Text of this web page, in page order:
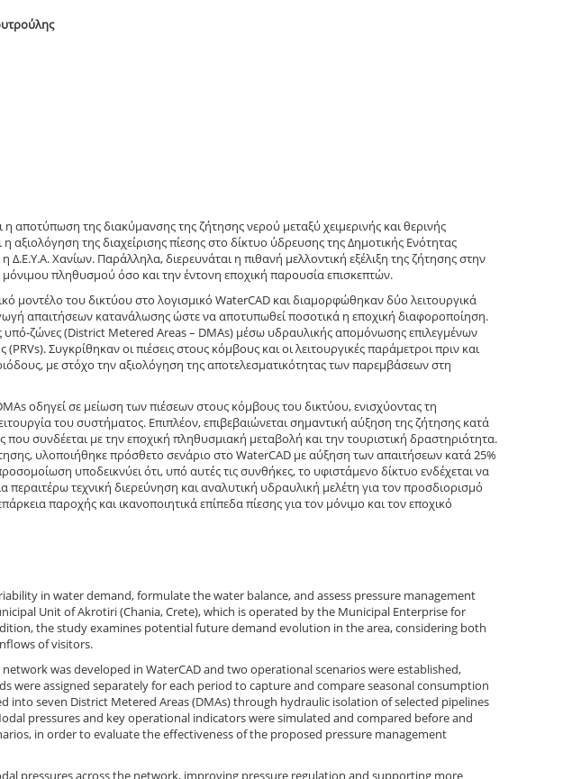
αποτύπωση της διακύμανσης της ζήτησης νερού μεταξύ χειμερινής και θερινής
αξιολόγηση της διαχείρισης πίεσης στο δίκτυο ύδρευσης της Δημοτικής Ενότητας
Δ.Ε.Υ.Α. Χανίων. Παράλληλα, διερευνάται η πιθανή μελλοντική εξέλιξη της ζήτησης στην
πληθυσμού όσο και την έντονη εποχική παρουσία επισκεπτών.
μοντέλο του δικτύου στο λογισμικό WaterCAD και διαμορφώθηκαν δύο λειτουργικά
απαιτήσεων κατανάλωσης ώστε να αποτυπωθεί ποσοτικά η εποχική διαφοροποίηση.
υπό-ζώνες (District Metered Areas – DMAs) μέσω υδραυλικής απομόνωσης επιλεγμένων
Συγκρίθηκαν οι πιέσεις στους κόμβους και οι λειτουργικές παράμετροι πριν και
με στόχο την αξιολόγηση της αποτελεσματικότητας των παρεμβάσεων στη
οδηγεί σε μείωση των πιέσεων στους κόμβους του δικτύου, ενισχύοντας τη
του συστήματος. Επιπλέον, επιβεβαιώνεται σημαντική αύξηση της ζήτησης κατά
που συνδέεται με την εποχική πληθυσμιακή μεταβολή και την τουριστική δραστηριότητα.
υλοποιήθηκε πρόσθετο σενάριο στο WaterCAD με αύξηση των απαιτήσεων κατά 25%
υποδεικνύει ότι, υπό αυτές τις συνθήκες, το υφιστάμενο δίκτυο ενδέχεται να
τεχνική διερεύνηση και αναλυτική υδραυλική μελέτη για τον προσδιορισμό
παροχής και ικανοποιητικά επίπεδα πίεσης για τον μόνιμο και τον εποχικό
in water demand, formulate the water balance, and assess pressure management
Unit of Akrotiri (Chania, Crete), which is operated by the Municipal Enterprise for
the study examines potential future demand evolution in the area, considering both
of visitors.
was developed in WaterCAD and two operational scenarios were established,
were assigned separately for each period to capture and compare seasonal consumption
into seven District Metered Areas (DMAs) through hydraulic isolation of selected pipelines
pressures and key operational indicators were simulated and compared before and
in order to evaluate the effectiveness of the proposed pressure management
pressures across the network, improving pressure regulation and supporting more